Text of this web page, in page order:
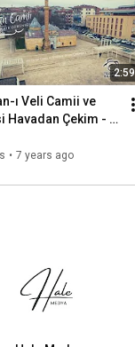
2:59
ı Veli Camii ve
Havadan Çekim -
• 7 years ago